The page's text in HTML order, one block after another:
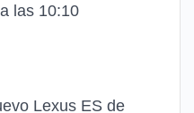
las 10:10
Lexus ES de